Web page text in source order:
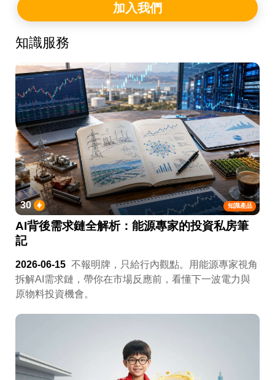
加入我們
知識服務
知識產品
30
AI背後需求鏈全解析：能源專家的投資私房筆
記
2026-06-15 不報明牌，只給行內觀點。用能源專家視角
拆解AI需求鏈，帶你在市場反應前，看懂下一波電力與
原物料投資機會。